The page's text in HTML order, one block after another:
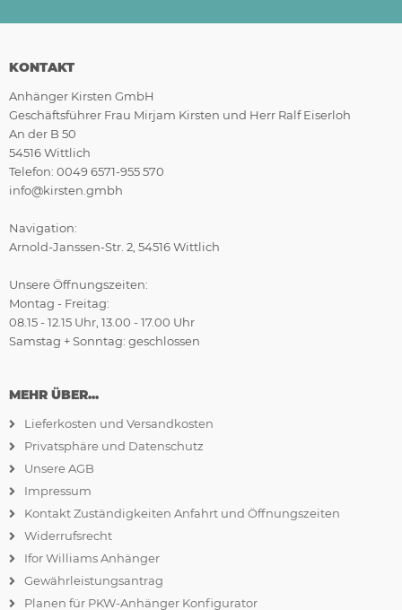
KONTAKT
Anhänger Kirsten GmbH
Geschäftsführer Frau Mirjam Kirsten und Herr Ralf Eiserloh
An der B 50
54516 Wittlich
Telefon: 0049 6571-955 570
info@kirsten.gmbh
Navigation:
Arnold-Janssen-Str. 2, 54516 Wittlich
Unsere Öffnungszeiten:
Montag - Freitag:
08.15 - 12.15 Uhr, 13.00 - 17.00 Uhr
Samstag + Sonntag: geschlossen
MEHR ÜBER...
Lieferkosten und Versandkosten
Privatsphäre und Datenschutz
Unsere AGB
Impressum
Kontakt Zuständigkeiten Anfahrt und Öffnungszeiten
Widerrufsrecht
Ifor Williams Anhänger
Gewährleistungsantrag
Planen für PKW-Anhänger Konfigurator